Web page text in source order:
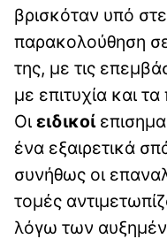
βρισκόταν υπό
παρακολούθηση
της, με τις
με επιτυχία και τα
Οι ειδικοί
ένα εξαιρετικά
συνήθως οι
τομές
λόγω των